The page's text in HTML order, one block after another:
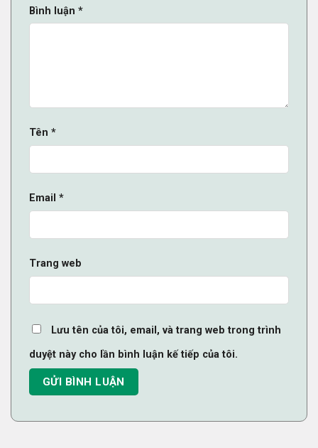
Bình luận *
Tên *
Email *
Trang web
Lưu tên của tôi, email, và trang web trong trình
duyệt này cho lần bình luận kế tiếp của tôi.